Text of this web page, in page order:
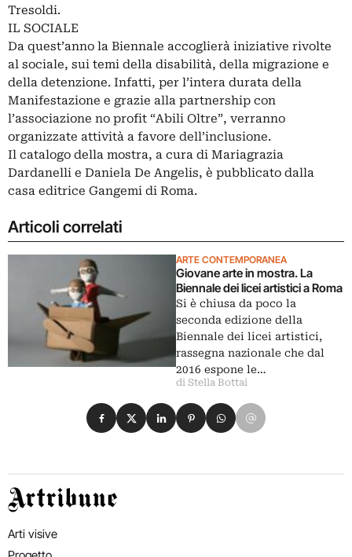
Tresoldi.
IL SOCIALE
Da quest’anno la Biennale accoglierà iniziative rivolte
al sociale, sui temi della disabilità, della migrazione e
della detenzione. Infatti, per l’intera durata della
Manifestazione e grazie alla partnership con
l’associazione no profit “Abili Oltre”, verranno
organizzate attività a favore dell’inclusione.
Il catalogo della mostra, a cura di Mariagrazia
Dardanelli e Daniela De Angelis, è pubblicato dalla
casa editrice Gangemi di Roma.
Articoli correlati
ARTE CONTEMPORANEA
Giovane arte in mostra. La
Biennale dei licei artistici a Roma
Si è chiusa da poco la
seconda edizione della
Biennale dei licei artistici,
rassegna nazionale che dal
2016 espone le…
di Stella Bottai
Condividi su Facebook
Condividi su X
Condividi su LinkedIn
Condividi su Pinterest
Condividi su WhatsApp
Condividi su Email
Artribune
Arti visive